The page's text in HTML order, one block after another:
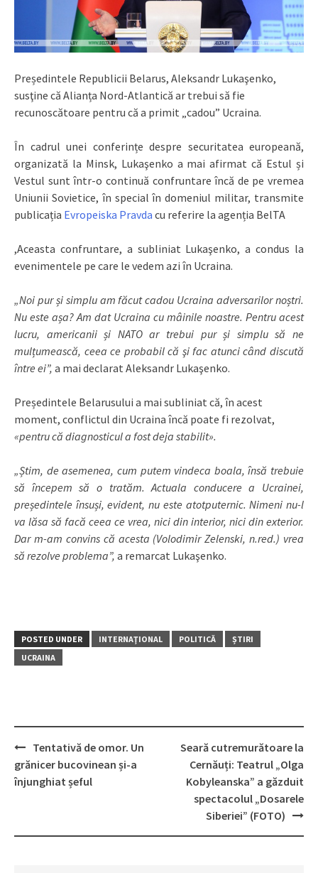
Președintele Republicii Belarus, Aleksandr Lukaşenko,
susţine că Alianța Nord-Atlantică ar trebui să fie
recunoscătoare pentru că a primit „cadou” Ucraina.
În cadrul unei conferințe despre securitatea europeană,
organizată la Minsk, Lukaşenko a mai afirmat că Estul și
Vestul sunt într-o continuă confruntare încă de pe vremea
Uniunii Sovietice, în special în domeniul militar, transmite
publicația Evropeiska Pravda cu referire la agenția BelTA
,Aceasta confruntare, a subliniat Lukaşenko, a condus la
evenimentele pe care le vedem azi în Ucraina.
„Noi pur și simplu am făcut cadou Ucraina adversarilor noștri.
Nu este așa? Am dat Ucraina cu mâinile noastre. Pentru acest
lucru, americanii și NATO ar trebui pur și simplu să ne
mulțumească, ceea ce probabil că şi fac atunci când discută
între ei”, a mai declarat Aleksandr Lukaşenko.
Președintele Belarusului a mai subliniat că, în acest
moment, conflictul din Ucraina încă poate fi rezolvat,
«pentru că diagnosticul a fost deja stabilit».
„Știm, de asemenea, cum putem vindeca boala, însă trebuie
să începem să o tratăm. Actuala conducere a Ucrainei,
președintele însuși, evident, nu este atotputernic. Nimeni nu-l
va lăsa să facă ceea ce vrea, nici din interior, nici din exterior.
Dar m-am convins că acesta (Volodimir Zelenski, n.red.) vrea
să rezolve problema”, a remarcat Lukaşenko.
POSTED UNDER INTERNAŢIONAL POLITICĂ
ȘTIRI
UCRAINA
Post
navigation
Tentativă de omor. Un
grănicer bucovinean și-a
înjunghiat șeful
Seară cutremurătoare la
Cernăuți: Teatrul „Olga
Kobyleanska” a găzduit
spectacolul „Dosarele
Siberiei” (FOTO)